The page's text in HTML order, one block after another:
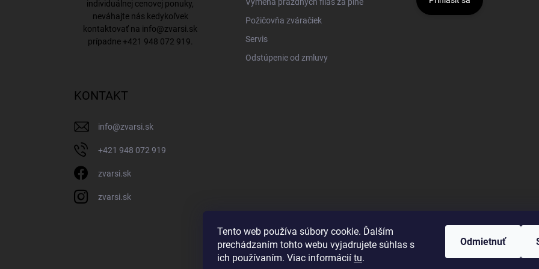
Tento web používa súbory cookie. Ďalším
prechádzaním tohto webu vyjadrujete súhlas s
ich používaním. Viac informácií tu.
Odmietnuť
individuálnej cenovej ponuky,
neváhajte nás kedykoľvek
kontaktovať na info@zvarsi.sk
prípadne +421 948 072 919
Požičovňa zváračiek
Servis
Odstúpenie od zmluvy
KONTAKT
info@zvarsi.sk
+421 948 072 919
zvarsi.sk
zvarsi.sk